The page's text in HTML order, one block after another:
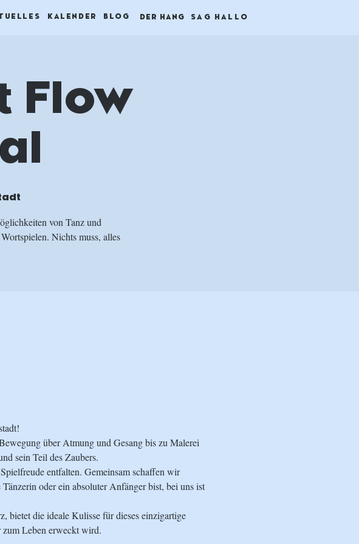
BLOG
KALENDER DER HANG SAG HALLO
Flow
von Tanz und
Nichts muss, alles
über Atmung und Gesang bis zu Malerei
sein Teil des Zaubers.
entfalten. Gemeinsam schaffen wir
oder ein absoluter Anfänger bist, bei uns ist
bietet die ideale Kulisse für dieses einzigartige
zum Leben erweckt wird.